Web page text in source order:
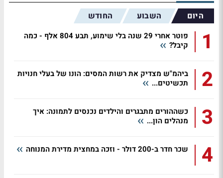
היום השבוע החודש
1
פוטר אחרי 29 שנה בלי שימוע, תבע 804 אלף - כמה
קיבל?
2
ביהמ"ש מצדיק את רשות המסים: הונו של בעלי חנויות
תכשיטים...
3
כשההורים מתבגרים והילדים נכנסים לתמונה: איך
מנהלים הון...
4 שכר חדר ב-200 דולר - וזכה במחצית מדירת המנוחה